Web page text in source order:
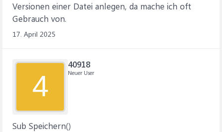
Versionen einer Datei anlegen, da mache ich oft
Gebrauch von.
17. April 2025
4
40918
Neuer User
Sub Speichern()